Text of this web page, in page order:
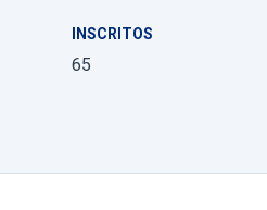
INSCRITOS
65